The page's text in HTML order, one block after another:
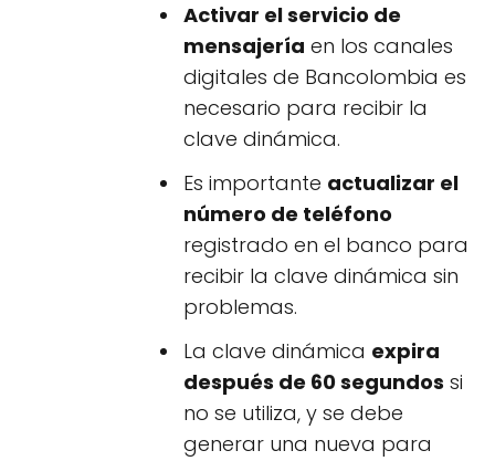
Activar el servicio de
mensajería en los canales
digitales de Bancolombia es
necesario para recibir la
clave dinámica.
Es importante actualizar el
número de teléfono
registrado en el banco para
recibir la clave dinámica sin
problemas.
La clave dinámica expira
después de 60 segundos si
no se utiliza, y se debe
generar una nueva para